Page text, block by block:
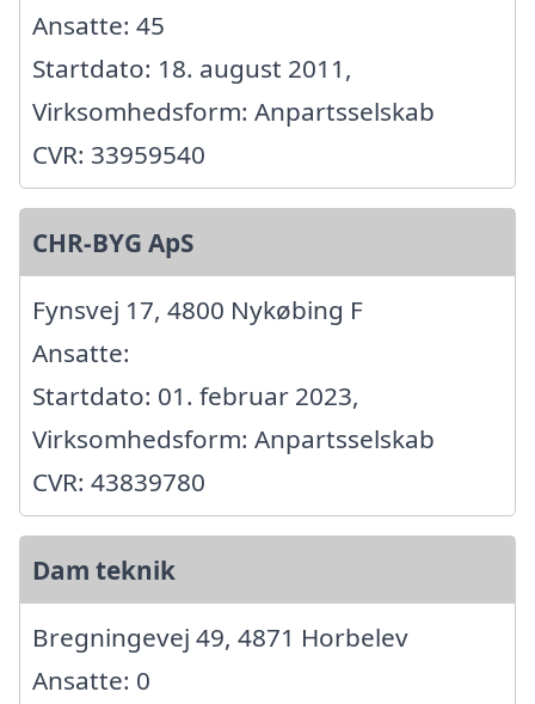
Ansatte: 45
Startdato: 18. august 2011,
Virksomhedsform: Anpartsselskab
CVR: 33959540
CHR-BYG ApS
Fynsvej 17, 4800 Nykøbing F
Ansatte:
Startdato: 01. februar 2023,
Virksomhedsform: Anpartsselskab
CVR: 43839780
Dam teknik
Bregningevej 49, 4871 Horbelev
Ansatte: 0